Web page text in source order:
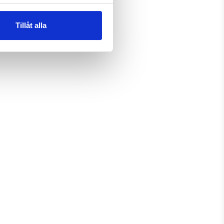
Tillåt alla